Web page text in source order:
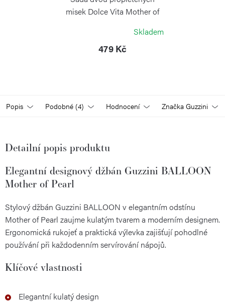
misek Dolce Vita Mother of
Skladem
479 Kč
Popis Podobné (4) Hodnocení Značka Guzzini
Detailní popis produktu
Elegantní designový džbán Guzzini BALLOON
Mother of Pearl
Stylový džbán Guzzini BALLOON v elegantním odstínu
Mother of Pearl zaujme kulatým tvarem a moderním designem.
Ergonomická rukojeť a praktická výlevka zajišťují pohodlné
používání při každodenním servírování nápojů.
Klíčové vlastnosti
Elegantní kulatý design